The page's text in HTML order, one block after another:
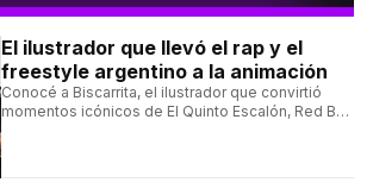
El ilustrador que llevó el rap y el
freestyle argentino a la animación
Conocé a Biscarrita, el ilustrador que convirtió
momentos icónicos de El Quinto Escalón, Red Bull